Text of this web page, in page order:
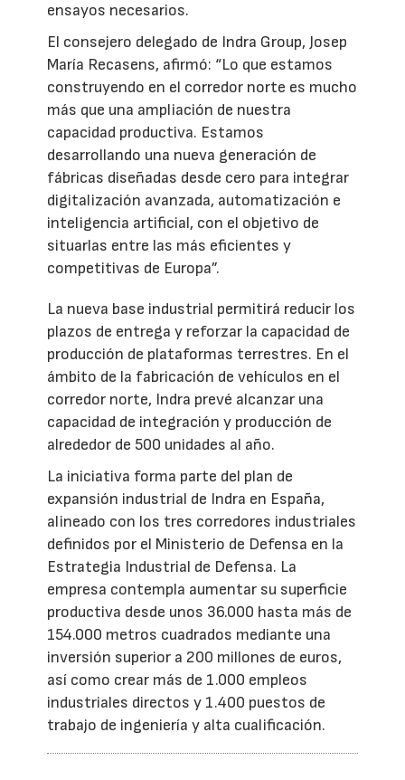
ensayos necesarios.
El consejero delegado de Indra Group, Josep
María Recasens, afirmó: “Lo que estamos
construyendo en el corredor norte es mucho
más que una ampliación de nuestra
capacidad productiva. Estamos
desarrollando una nueva generación de
fábricas diseñadas desde cero para integrar
digitalización avanzada, automatización e
inteligencia artificial, con el objetivo de
situarlas entre las más eficientes y
competitivas de Europa”.
La nueva base industrial permitirá reducir los
plazos de entrega y reforzar la capacidad de
producción de plataformas terrestres. En el
ámbito de la fabricación de vehículos en el
corredor norte, Indra prevé alcanzar una
capacidad de integración y producción de
alrededor de 500 unidades al año.
La iniciativa forma parte del plan de
expansión industrial de Indra en España,
alineado con los tres corredores industriales
definidos por el Ministerio de Defensa en la
Estrategia Industrial de Defensa. La
empresa contempla aumentar su superficie
productiva desde unos 36.000 hasta más de
154.000 metros cuadrados mediante una
inversión superior a 200 millones de euros,
así como crear más de 1.000 empleos
industriales directos y 1.400 puestos de
trabajo de ingeniería y alta cualificación.